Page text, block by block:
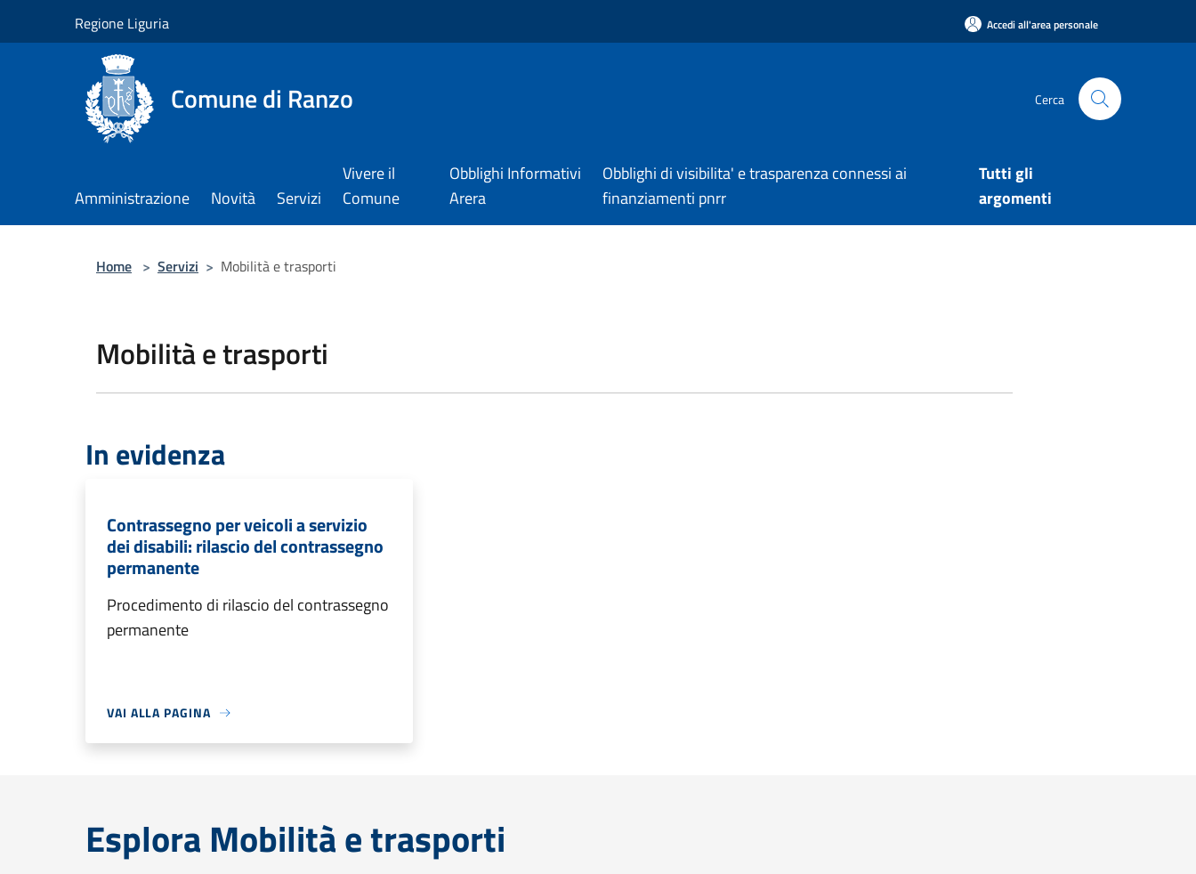
Regione Liguria Accedi all'area personale
Comune di Ranzo Cerca
Amministrazione Novità Servizi
Vivere il
Comune
Obblighi Informativi
Arera
Obblighi di visibilita' e trasparenza connessi ai
finanziamenti pnrr
Tutti gli
argomenti
Home > Servizi > Mobilità e trasporti
Mobilità e trasporti
In evidenza
Contrassegno per veicoli a servizio
dei disabili: rilascio del contrassegno
permanente
Procedimento di rilascio del contrassegno
permanente
VAI ALLA PAGINA
Esplora Mobilità e trasporti